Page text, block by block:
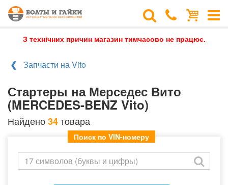
З технічних причин магазин тимчасово не працює.
Запчасти на Vito
Стартеры на Мерседес Вито
(MERCEDES-BENZ Vito)
Найдено34товара
Поиск по VIN-номеру